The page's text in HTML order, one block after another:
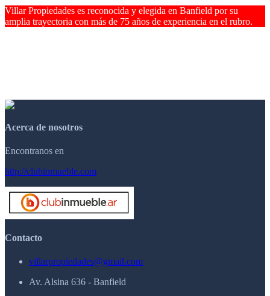
Villar Propiedades es reconocida y elegida en Banfield por su
amplia trayectoria con más de 75 años de experiencia en el rubro.
Acerca de nosotros
Encontranos en
http://clubinmueble.com
Contacto
villarpropiedades@gmail.com
Av. Alsina 636 - Banfield